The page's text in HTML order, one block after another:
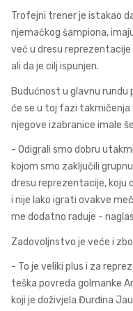
Trofejni trener je istakao
njemačkog šampiona,
već u dresu
ali da je cilj ispunjen.
Budućnost u glavnu rundu
će se u toj fazi takmičenja
njegove izabranice imale
- Odigrali smo dobru
kojom smo zaključili
dresu reprezentacije, koju
i nije lako igrati ovakve
me dodatno raduje -
Zadovoljnstvo je veće i
- To je veliki plus i za
teška povreda golmanke
koji je doživjela Đurđina